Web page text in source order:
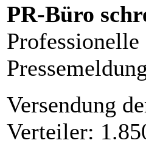
PR-Büro
Versendung
Verteiler: